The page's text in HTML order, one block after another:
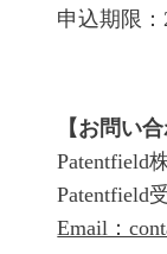
申込期限
【お問い合
Patentfield
Patentfield
Email：